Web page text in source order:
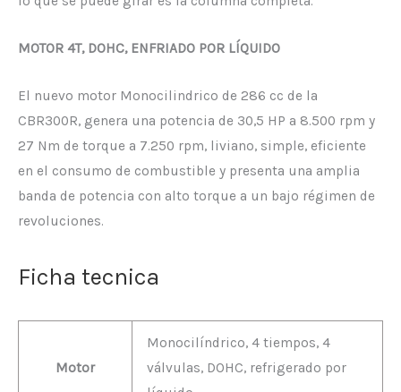
MOTOR 4T, DOHC, ENFRIADO POR LÍQUIDO
El nuevo motor Monocilindrico de 286 cc de la
CBR300R, genera una potencia de 30,5 HP a 8.500 rpm y
27 Nm de torque a 7.250 rpm, liviano, simple, eficiente
en el consumo de combustible y presenta una amplia
banda de potencia con alto torque a un bajo régimen de
revoluciones.
Ficha tecnica
Motor
Monocilíndrico, 4 tiempos, 4
válvulas, DOHC, refrigerado por